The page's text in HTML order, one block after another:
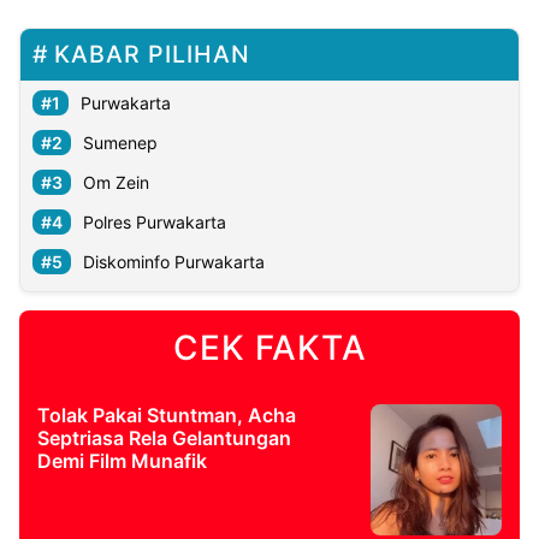
KABAR PILIHAN
Purwakarta
Sumenep
Om Zein
Polres Purwakarta
Diskominfo Purwakarta
CEK FAKTA
Tolak Pakai Stuntman, Acha
Septriasa Rela Gelantungan
Demi Film Munafik